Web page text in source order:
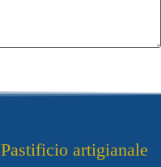
Pastificio artigianale